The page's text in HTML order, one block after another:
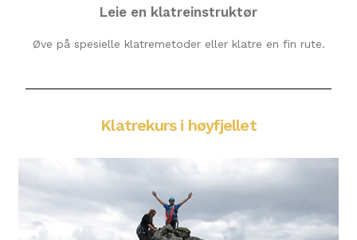
Leie en klatreinstruktør
Øve på spesielle klatremetoder eller klatre en fin rute.
Klatrekurs i høyfjellet